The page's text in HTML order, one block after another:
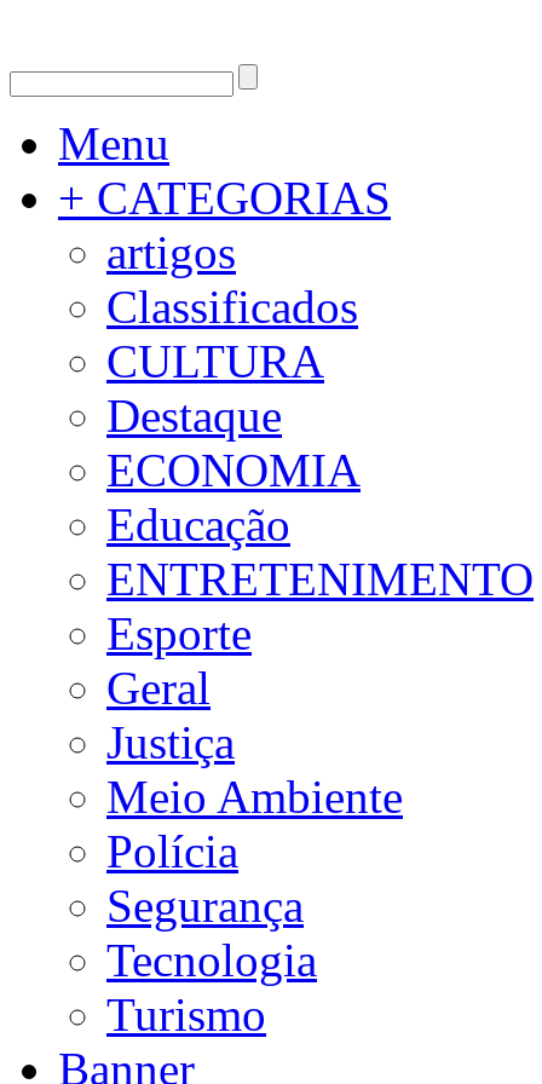
Menu
+ CATEGORIAS
artigos
Classificados
CULTURA
Destaque
ECONOMIA
Educação
ENTRETENIMENTO
Esporte
Geral
Justiça
Meio Ambiente
Polícia
Segurança
Tecnologia
Turismo
Banner